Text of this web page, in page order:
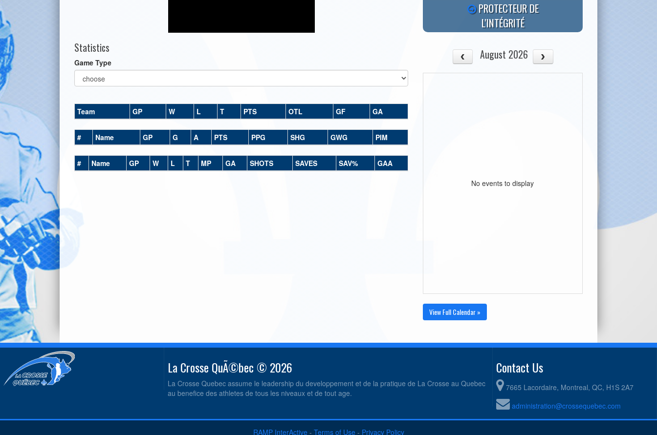
Statistics
Game Type
Team GP W L T PTS OTL GF GA
# Name GP G A PTS PPG SHG GWG PIM
# Name GP W L T MP GA SHOTS SAVES SAV% GAA
PROTECTEUR DE
L'INTÉGRITÉ
August 2026
No events to display
View Full Calendar »
La Crosse QuÃ©bec © 2026
La Crosse Quebec assume le leadership du developpement et de la pratique de La Crosse au Quebec
au benefice des athletes de tous les niveaux et de tout age.
Contact Us
7665 Lacordaire, Montreal, QC, H1S 2A7
administration@crossequebec.com
RAMP InterActive - Terms of Use - Privacy Policy